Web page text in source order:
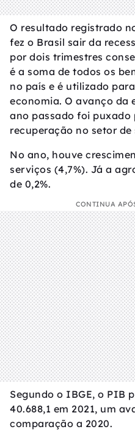
O resultado registrado
fez o Brasil sair da
por dois trimestres
é a soma de todos os
no país e é utilizado
economia. O avanço da
ano passado foi puxado
recuperação no setor de
No ano, houve
serviços (4,7%). Já a
de 0,2%.
CONTINUA
Segundo o IBGE, o PIB
40.688,1 em 2021, um
comparação a 2020.